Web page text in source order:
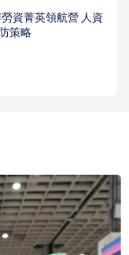
資菁英領航營 人資
策略